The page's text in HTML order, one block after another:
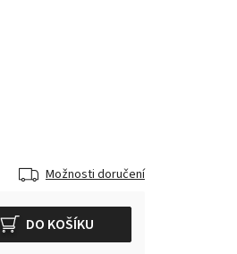
Možnosti doručení
DO KOŠÍKU